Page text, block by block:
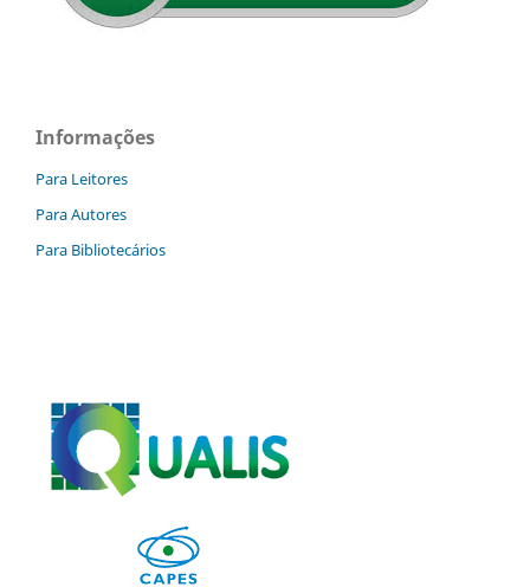
Informações
Para Leitores
Para Autores
Para Bibliotecários